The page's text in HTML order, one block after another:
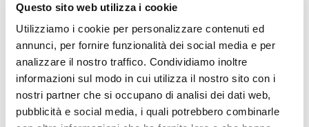
Questo sito web utilizza i cookie
Utilizziamo i cookie per personalizzare contenuti ed
annunci, per fornire funzionalità dei social media e per
analizzare il nostro traffico. Condividiamo inoltre
informazioni sul modo in cui utilizza il nostro sito con i
nostri partner che si occupano di analisi dei dati web,
pubblicità e social media, i quali potrebbero combinarle
Montaggio
Cristian Dondi
Chiara Passoni
Cast
Liliana Segre